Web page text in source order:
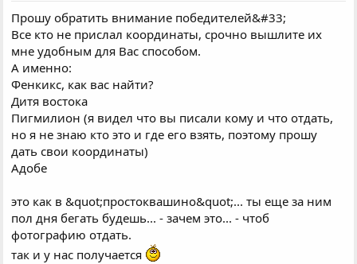
Прошу обратить внимание победителей&#33;
Все кто не прислал координаты, срочно вышлите их
мне удобным для Вас способом.
А именно:
Фенкикс, как вас найти?
Дитя востока
Пигмилион (я видел что вы писали кому и что отдать,
но я не знаю кто это и где его взять, поэтому прошу
дать свои координаты)
Адобе
это как в &quot;простоквашино&quot;... ты еще за ним
пол дня бегать будешь... - зачем это... - чтоб
фотографию отдать.
так и у нас получается